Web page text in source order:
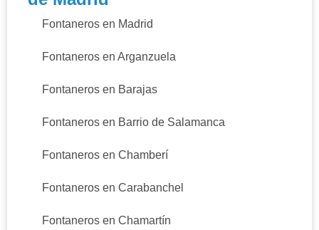
Fontaneros en Madrid
Fontaneros en Arganzuela
Fontaneros en Barajas
Fontaneros en Barrio de Salamanca
Fontaneros en Chamberí
Fontaneros en Carabanchel
Fontaneros en Chamartín